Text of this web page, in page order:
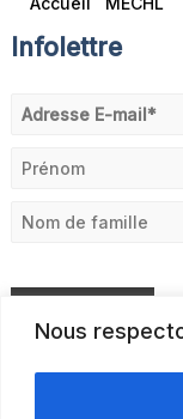
Nous
Infolettre